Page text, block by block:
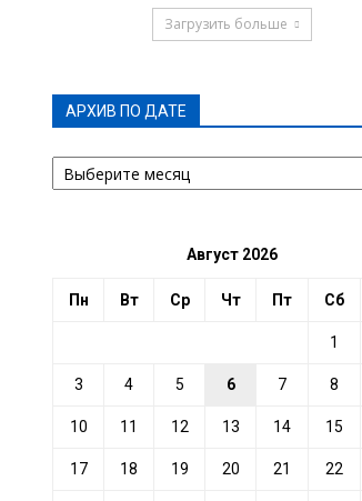
Загрузить больше
АРХИВ ПО ДАТЕ
АРХИВ
ПО
Август 2026
Пн Вт Ср Чт Пт Сб
1
3 4 5 6 7 8
10 11 12 13 14 15
17 18 19 20 21 22